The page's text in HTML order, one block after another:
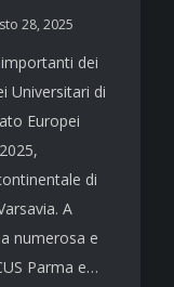
28, 2025
dei
Universitari di
Europei
di
A
numerosa e
Parma e…